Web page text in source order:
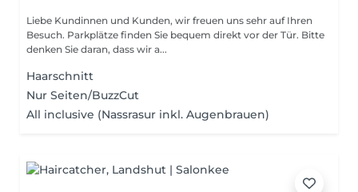
Liebe Kundinnen und Kunden, wir freuen uns sehr auf Ihren
Besuch. Parkplätze finden Sie bequem direkt vor der Tür. Bitte
denken Sie daran, dass wir a...
Haarschnitt
Nur Seiten/BuzzCut
All inclusive (Nassrasur inkl. Augenbrauen)